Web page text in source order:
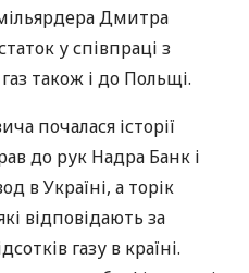
Дмитра
у співпраці з
також і до Польщі.
почалася історії
до рук Надра Банк і
в Україні, а торік
відповідають за
газу в країні.